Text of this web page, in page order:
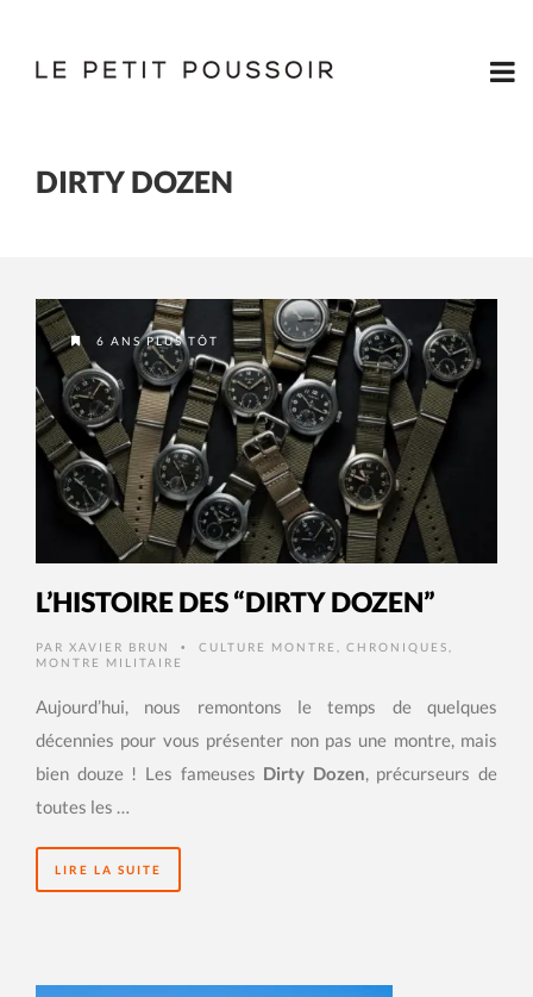
DIRTY DOZEN
6 ANS PLUS TÔT
L’HISTOIRE DES “DIRTY DOZEN”
PAR XAVIER BRUN • CULTURE MONTRE CHRONIQUES
MONTRE MILITAIRE
Aujourd’hui, nous remontons le temps de quelques
décennies pour vous présenter non pas une montre, mais
bien douze ! Les fameuses Dirty Dozen, précurseurs de
toutes les …
LIRE LA SUITE